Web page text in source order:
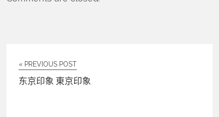
« PREVIOUS POST
东京印象 東京印象